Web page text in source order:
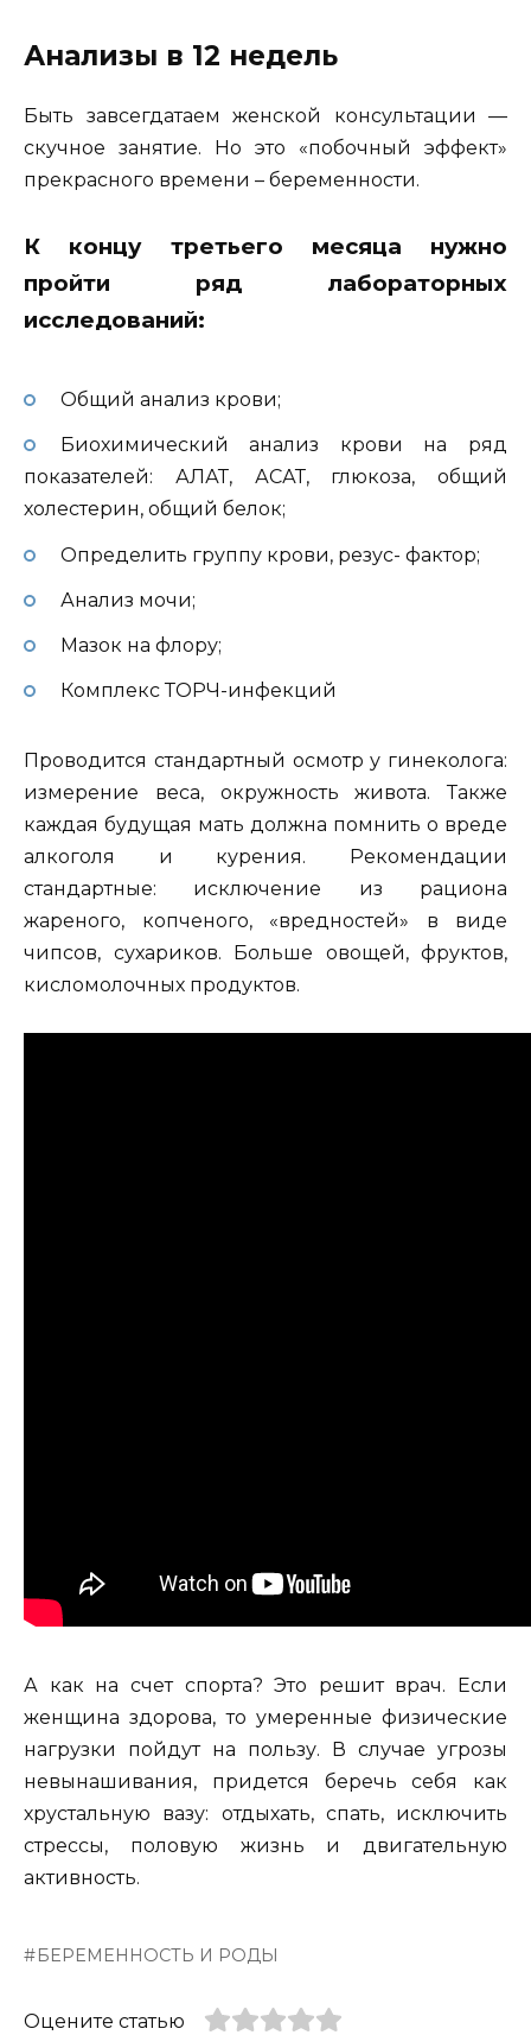
Анализы в 12 недель
Быть завсегдатаем женской консультации —
скучное занятие. Но это «побочный эффект»
прекрасного времени – беременности.
К концу третьего месяца нужно
пройти ряд лабораторных
исследований:
Общий анализ крови;
Биохимический анализ крови на ряд
показателей: АЛАТ, АСАТ, глюкоза, общий
холестерин, общий белок;
Определить группу крови, резус- фактор;
Анализ мочи;
Мазок на флору;
Комплекс ТОРЧ-инфекций
Проводится стандартный осмотр у гинеколога:
измерение веса, окружность живота. Также
каждая будущая мать должна помнить о вреде
алкоголя и курения. Рекомендации
стандартные: исключение из рациона
жареного, копченого, «вредностей» в виде
чипсов, сухариков. Больше овощей, фруктов,
кисломолочных продуктов.
А как на счет спорта? Это решит врач. Если
женщина здорова, то умеренные физические
нагрузки пойдут на пользу. В случае угрозы
невынашивания, придется беречь себя как
хрустальную вазу: отдыхать, спать, исключить
стрессы, половую жизнь и двигательную
активность.
БЕРЕМЕННОСТЬ И РОДЫ
Оцените статью